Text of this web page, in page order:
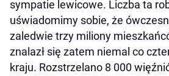
sympatie lewicowe. Liczba ta
uświadomimy sobie, że
zaledwie trzy miliony
znalazł się zatem niemal co
kraju. Rozstrzelano 8 000